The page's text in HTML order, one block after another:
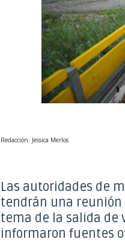
Redacción: Jessica Merlos
Las autoridades de
tendrán una reunión
tema de la salida de
informaron fuentes